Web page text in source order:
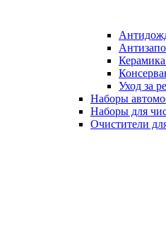
Уход за
Наборы
Наборы для
Очистители